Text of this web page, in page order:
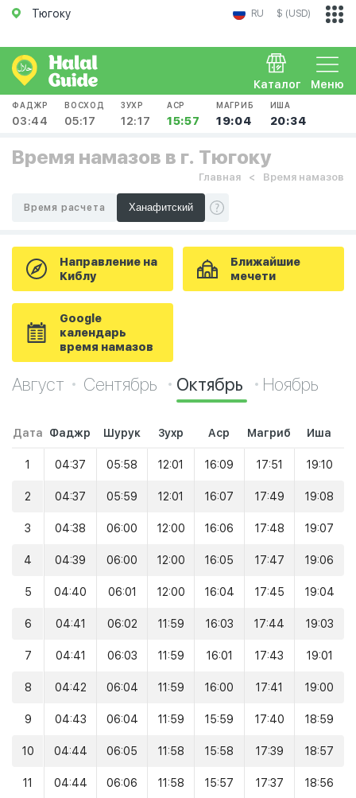
Тюгоку RU $ (USD)
Меню
Каталог
ФАДЖР
03:44
ВОСХОД
05:17
ЗУХР
12:17
АСР
15:57
МАГРИБ
19:04
ИША
20:34
Время намазов в г. Тюгоку
Главная Время намазов
Время расчета
Направление на
Киблу
Ближайшие
мечети
Google
календарь
время намазов
Август Сентябрь Октябрь Ноябрь
Дата Фаджр Шурук Зухр Аср Магриб Иша
1 04:37 05:58 12:01 16:09 17:51 19:10
2 04:37 05:59 12:01 16:07 17:49 19:08
3 04:38 06:00 12:00 16:06 17:48 19:07
4 04:39 06:00 12:00 16:05 17:47 19:06
5 04:40 06:01 12:00 16:04 17:45 19:04
6 04:41 06:02 11:59 16:03 17:44 19:03
7 04:41 06:03 11:59 16:01 17:43 19:01
8 04:42 06:04 11:59 16:00 17:41 19:00
9 04:43 06:04 11:59 15:59 17:40 18:59
10 04:44 06:05 11:58 15:58 17:39 18:57
11 04:44 06:06 11:58 15:57 17:37 18:56